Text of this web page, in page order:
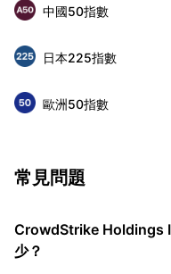
中國50指數
日本225指數
歐洲50指數
常見問題
CrowdStrike Holdings
少？